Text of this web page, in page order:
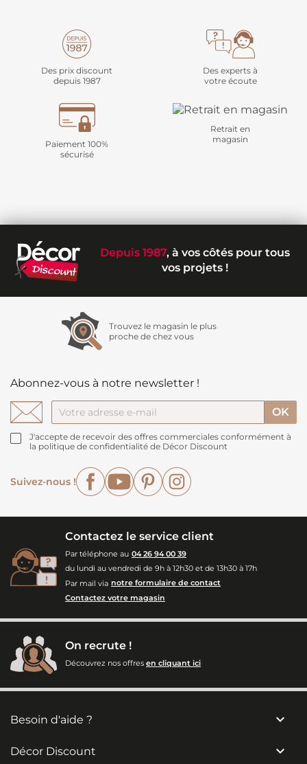
Des prix discount
depuis 1987
Des experts à
votre écoute
Paiement 100%
sécurisé
Retrait en
magasin
Depuis 1987, à vos côtés pour tous
vos projets !
Trouvez le magasin le plus
proche de chez vous
Abonnez-vous à notre newsletter !
J'accepte de recevoir des offres commerciales conformément à
la politique de confidentialité de Décor Discount
Suivez-nous !
FacebookYouTubePinterest
Contactez le service client
Par téléphone au 04 26 94 00 39
du lundi au vendredi de 9h à 12h30 et de 13h30 à 17h
Par mail via notre formulaire de contact
Contactez votre magasin
On recrute !
Découvrez nos offres en cliquant ici
Besoin d'aide ? 
Décor Discount 